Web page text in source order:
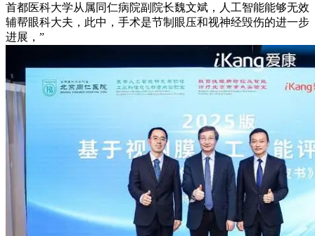
首都医科大学从属同仁病院副院长魏文斌，人工智能能够无效
辅帮眼科大夫，此中，手术是节制眼压和视神经毁伤的进一步
进展，”